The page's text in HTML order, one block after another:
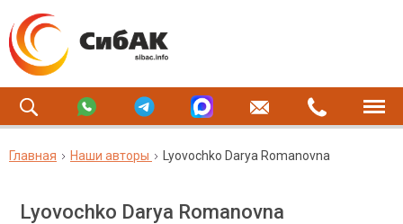
Главная Наши авторы Lyovochko Darya Romanovna
Lyovochko Darya Romanovna